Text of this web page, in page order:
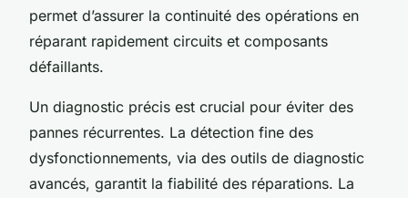
permet d’assurer la continuité des opérations en
réparant rapidement circuits et composants
défaillants.
Un diagnostic précis est crucial pour éviter des
pannes récurrentes. La détection fine des
dysfonctionnements, via des outils de diagnostic
avancés, garantit la fiabilité des réparations. La